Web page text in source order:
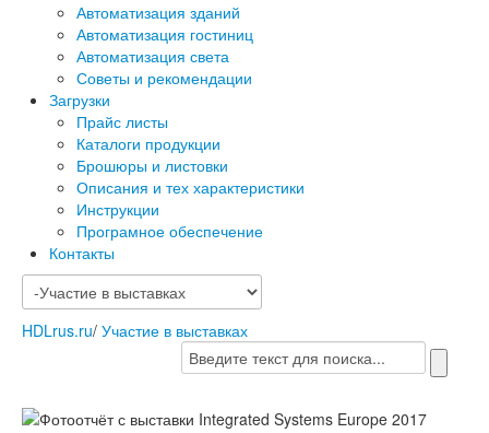
Автоматизация зданий
Автоматизация гостиниц
Автоматизация света
Советы и рекомендации
Загрузки
Прайс листы
Каталоги продукции
Брошюры и листовки
Описания и тех характеристики
Инструкции
Програмное обеспечение
Контакты
HDLrus.ru/ Участие в выставках